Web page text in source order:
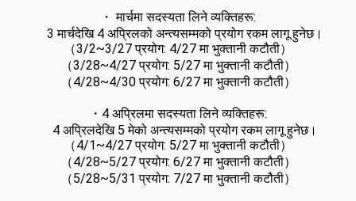
・ मार्चमा सदस्यता लिने व्यक्तिहरू:
3 मार्चदेखि 4 अप्रिलको अन्त्यसम्मको प्रयोग रकम लागू हुनेछ।
（3/2~3/27 प्रयोग: 4/27 मा भुक्तानी कटौती）
（3/28~4/27 प्रयोग: 5/27 मा भुक्तानी कटौती）
（4/28~4/30 प्रयोग: 6/27 मा भुक्तानी कटौती）
・4 अप्रिलमा सदस्यता लिने व्यक्तिहरू:
4 अप्रिलदेखि 5 मेको अन्त्यसम्मको प्रयोग रकम लागू हुनेछ।
（4/1~4/27 प्रयोग: 5/27 मा भुक्तानी कटौती）
（4/28~5/27 प्रयोग: 6/27 मा भुक्तानी कटौती）
（5/28~5/31 प्रयोग: 7/27 मा भुक्तानी कटौती）